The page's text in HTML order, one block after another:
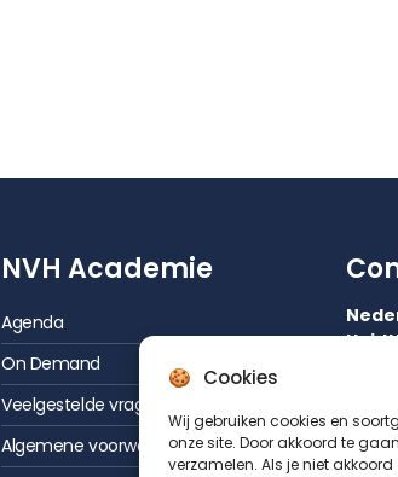
Cookies
Wij gebruiken cookies en
onze site. Door akkoord te
verzamelen. Als je niet
NVH Academie
Agenda
On Demand
Veelgestelde vragen
Algemene voorwaarden
035